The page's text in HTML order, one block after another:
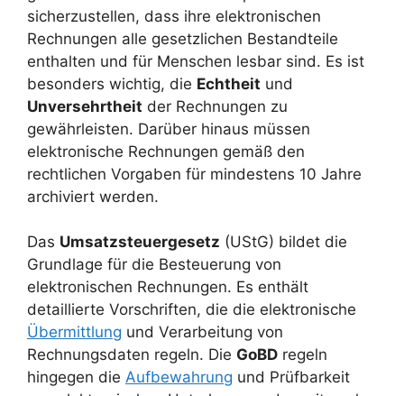
sicherzustellen, dass ihre elektronischen
Rechnungen alle gesetzlichen Bestandteile
enthalten und für Menschen lesbar sind. Es ist
besonders wichtig, die Echtheit und
Unversehrtheit der Rechnungen zu
gewährleisten. Darüber hinaus müssen
elektronische Rechnungen gemäß den
rechtlichen Vorgaben für mindestens 10 Jahre
archiviert werden.
Das Umsatzsteuergesetz (UStG) bildet die
Grundlage für die Besteuerung von
elektronischen Rechnungen. Es enthält
detaillierte Vorschriften, die die elektronische
Übermittlung und Verarbeitung von
Rechnungsdaten regeln. Die GoBD regeln
hingegen die Aufbewahrung und Prüfbarkeit